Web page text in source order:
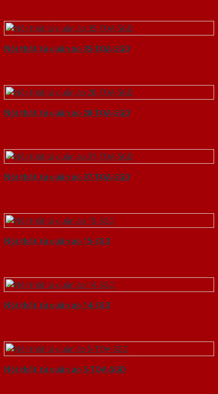
Nội thất tủ quần áo 35-TQA-SGD
Nội thất tủ quần áo 20-TQA-SGD
Nội thất tủ quần áo 37-TQA-SGD
Nội thất tủ quần áo 15-SGD
Nội thất tủ quần áo 14-SGD
Nội thất tủ quần áo 5-TQA-SGD